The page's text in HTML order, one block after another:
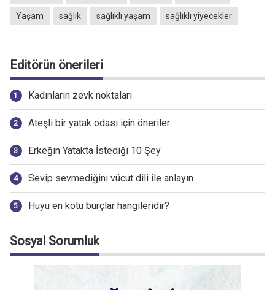
Yaşam sağlık sağlıklı yaşam sağlıklı yiyecekler
Editörün önerileri
Kadınların zevk noktaları
Ateşli bir yatak odası için öneriler
Erkeğin Yatakta İstediği 10 Şey
Sevip sevmediğini vücut dili ile anlayın
Huyu en kötü burçlar hangileridir?
Sosyal Sorumluk